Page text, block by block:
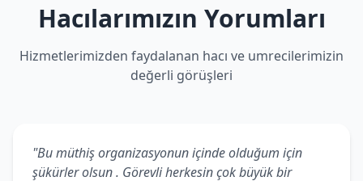
Hacılarımızın Yorumları
Hizmetlerimizden faydalanan hacı ve umrecilerimizin
değerli görüşleri
"Bu müthiş organizasyonun içinde olduğum için
şükürler olsun . Görevli herkesin çok büyük bir